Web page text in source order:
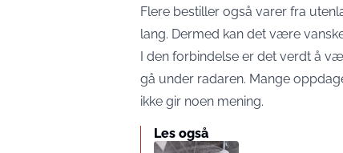
Flere bestiller også varer fra
lang. Dermed kan det være
I den forbindelse er det verdt å
gå under radaren. Mange
ikke gir noen mening.
Les også